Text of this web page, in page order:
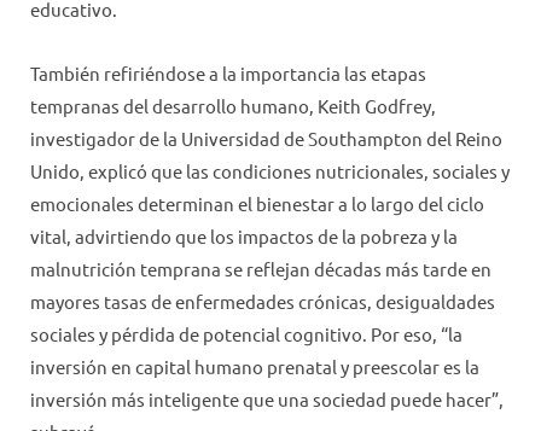
educativo.
También refiriéndose a la importancia las etapas
tempranas del desarrollo humano, Keith Godfrey,
investigador de la Universidad de Southampton del Reino
Unido, explicó que las condiciones nutricionales, sociales y
emocionales determinan el bienestar a lo largo del ciclo
vital, advirtiendo que los impactos de la pobreza y la
malnutrición temprana se reflejan décadas más tarde en
mayores tasas de enfermedades crónicas, desigualdades
sociales y pérdida de potencial cognitivo. Por eso, “la
inversión en capital humano prenatal y preescolar es la
inversión más inteligente que una sociedad puede hacer”,